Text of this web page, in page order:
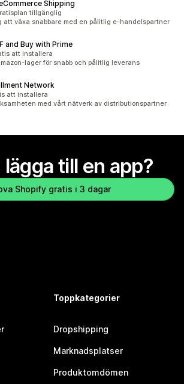
Shipping
totalt tillgänglig
att växa snabbare med en pålitlig e-handelspartner
and Buy with Prime
totaltatt installera
lager för snabb och pålitlig leverans
Network
totalt
att installera
med vårt nätverk av distributionspartner
till en app?
Shopify gratis i 3 dagar
Toppkategorier
Dropshipping
Marknadsplatser
Produktomdömen